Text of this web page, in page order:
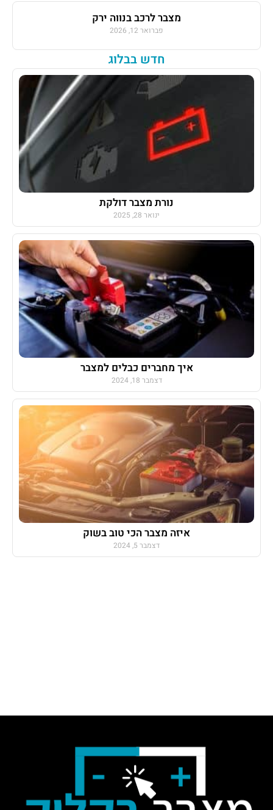
מצבר לרכב בנווה ירק
פברואר 12, 2026
חדש בבלוג
נורת מצבר דולקת
ינואר 28, 2025
איך מחברים כבלים למצבר
דצמבר 18, 2024
איזה מצבר הכי טוב בשוק
דצמבר 5, 2024